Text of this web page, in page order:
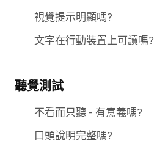
視覺提示明顯嗎?
文字在行動裝置上可讀嗎?
聽覺測試
不看而只聽 - 有意義嗎?
口頭說明完整嗎?